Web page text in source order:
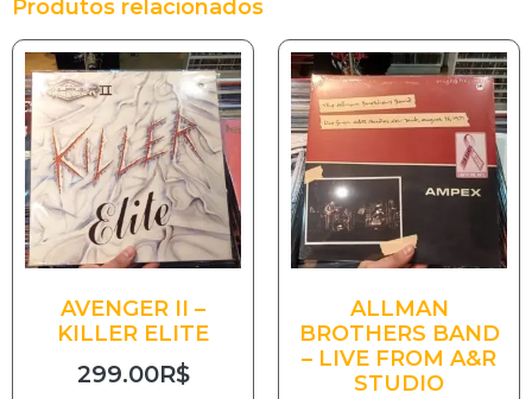
Produtos relacionados
AVENGER II –
KILLER ELITE
299.00R$
ALLMAN
BROTHERS BAND
– LIVE FROM A&R
STUDIO